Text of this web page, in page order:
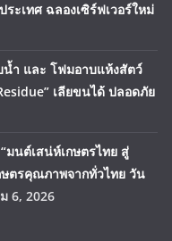
ะเทศ ฉลองเซิร์ฟเวอร์ใหม่
น้ำ และ โฟมอาบแห้งสัตว์
เลียขนได้ ปลอดภัย
มนต์เสน่ห์เกษตรไทย สู่
ตรคุณภาพจากทั่วไทย วัน
6, 2026